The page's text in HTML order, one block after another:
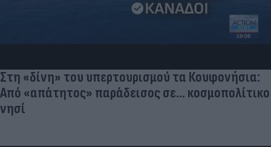
Στη «δίνη» του υπερτουρισμού τα Κουφονήσια:
Από «απάτητος» παράδεισος σε... κοσμοπολίτικο
νησί